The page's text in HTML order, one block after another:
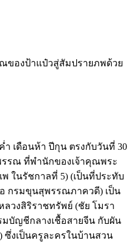
ของป้าแป๋วสู่สัมปรายภพด้วย
เดือนห้า ปีกุน ตรงกับวันที่ 30
รณ ที่พำนักของเจ้าคุณพระ
ในรัชกาลที่ 5) (เป็นที่ประทับ
กรมขุนสุพรรณภาควดี) เป็น
วงสิริราชทรัพย์ (ชัย โมรา
มบัญชีกลางเชื้อสายจีน กับผัน
ซึ่งเป็นครูละครในบ้านสวน